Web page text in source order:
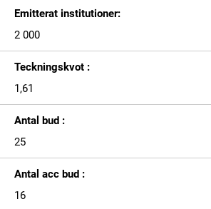
Emitterat institutioner:
2 000
Teckningskvot :
1,61
Antal bud :
25
Antal acc bud :
16